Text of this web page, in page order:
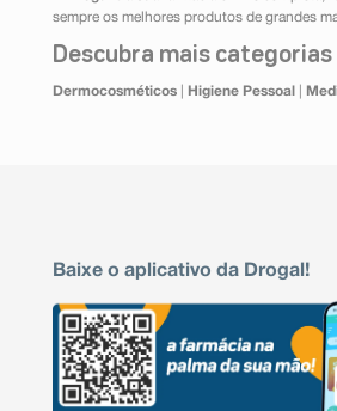
sempre os melhores produtos de grandes
Descubra mais
Dermocosméticos Higiene Pessoal
Baixe o aplicativo da Drogal!